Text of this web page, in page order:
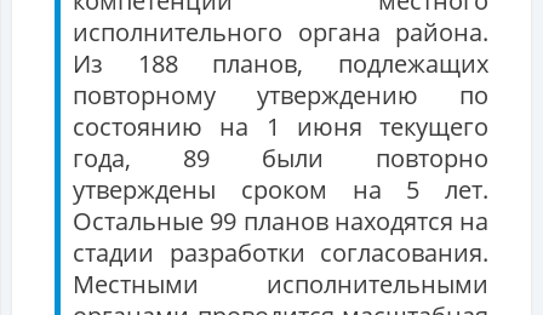
исполнительного органа района.
Из 188 планов, подлежащих
повторному утверждению по
состоянию на 1 июня текущего
года, 89 были повторно
утверждены сроком на 5 лет.
Остальные 99 планов находятся на
стадии разработки согласования.
Местными исполнительными